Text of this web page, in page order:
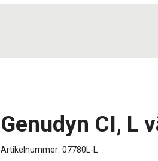
Genudyn CI, L
Artikelnummer: 07780L-L